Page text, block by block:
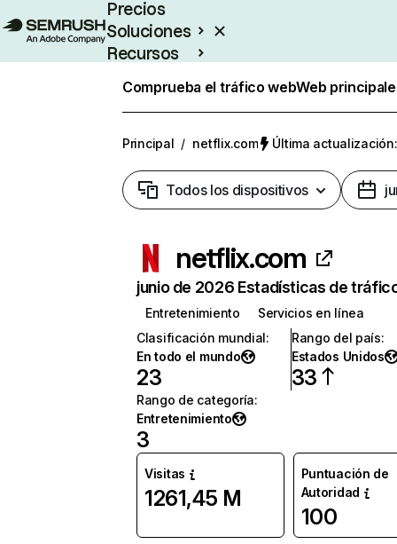
Precios
Soluciones
Recursos
Comprueba el tráfico webWeb
Principal / netflix.com Última
Todos los dispositivos
netflix.com
junio de 2026 Estadísticas de
Entretenimiento
Servicios en línea
Clasificación mundial:
En todo el mundo
23
Rango del país:
Estados Unidos
33
Rango de categoría:
Entretenimiento
3
Visitas
1261,45 M
Puntuación de
Autoridad
100